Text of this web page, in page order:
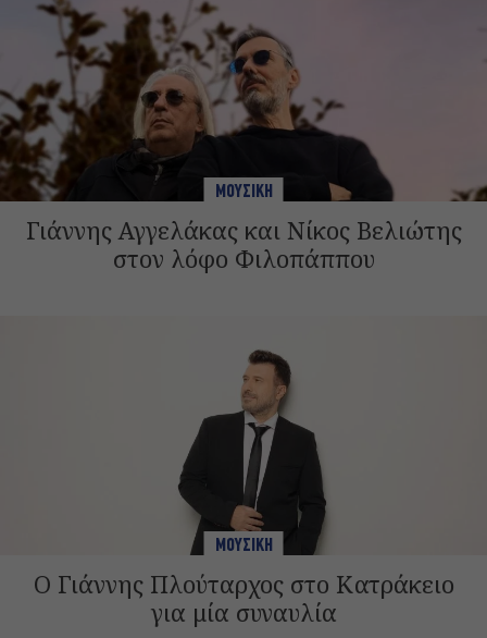
ΜΟΥΣΙΚΗ
Γιάννης Αγγελάκας και Νίκος Βελιώτης
στον λόφο Φιλοπάππου
ΜΟΥΣΙΚΗ
Ο Γιάννης Πλούταρχος στο Κατράκειο
για μία συναυλία